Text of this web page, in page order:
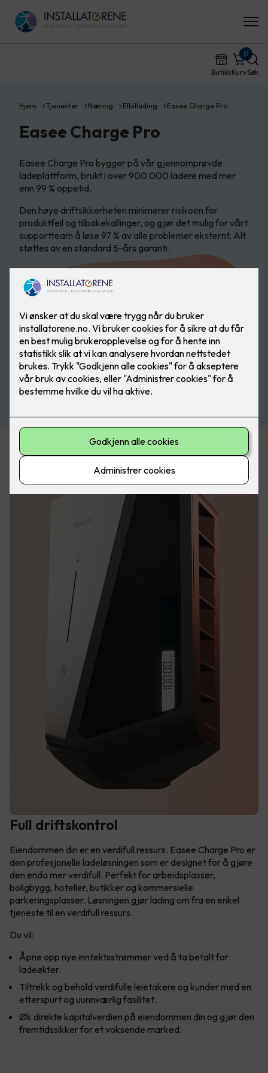
ButikkKurv
0
Søk
Hjem Tjenester Næring Elbillading Easee Charge Pro
Easee Charge Pro
Easee Charge Pro bygger på vår gjennomprøvde
ladeplattform, brukt i over 900 000 ladere med mer
enn 99 % oppetid.
Den høye driftsikkerheten minimerer risikoen for
produktfeil og tilbakekallinger, og gjør det mulig for vårt
supportteam å løse 97 % av alle problemer eksternt. Alt
støttes av en standard 5-års garanti.
Full driftskontrol
Eiendommen din er en verdifull ressurs. Easee Charge Pro er
den profesjonelle ladeløsningen som er designet for å gjøre
den enda mer verdifull. Perfekt for arbeidsplasser,
boligbygg, hoteller, butikker og kommersielle
parkeringsplasser. Løsningen gjør lading om fra en enkel
tjeneste til en verdifull ressurs.
Du vil:
Åpne opp nye inntektsstrømmer ved å ta betalt for
ladeøkter.
Tiltrekk og behold verdifulle leietakere og kunder med en
etterspurt og uunnværlig fasilitet.
Øk direkte kapitalverdien på eiendommen din og gjør den
fremtidssikker for et voksende marked.